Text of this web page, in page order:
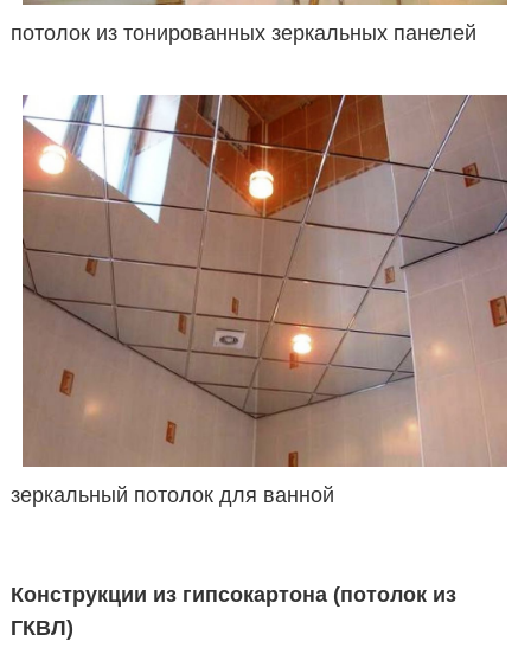
потолок из тонированных зеркальных панелей
зеркальный потолок для ванной
Конструкции из гипсокартона (потолок из
ГКВЛ)